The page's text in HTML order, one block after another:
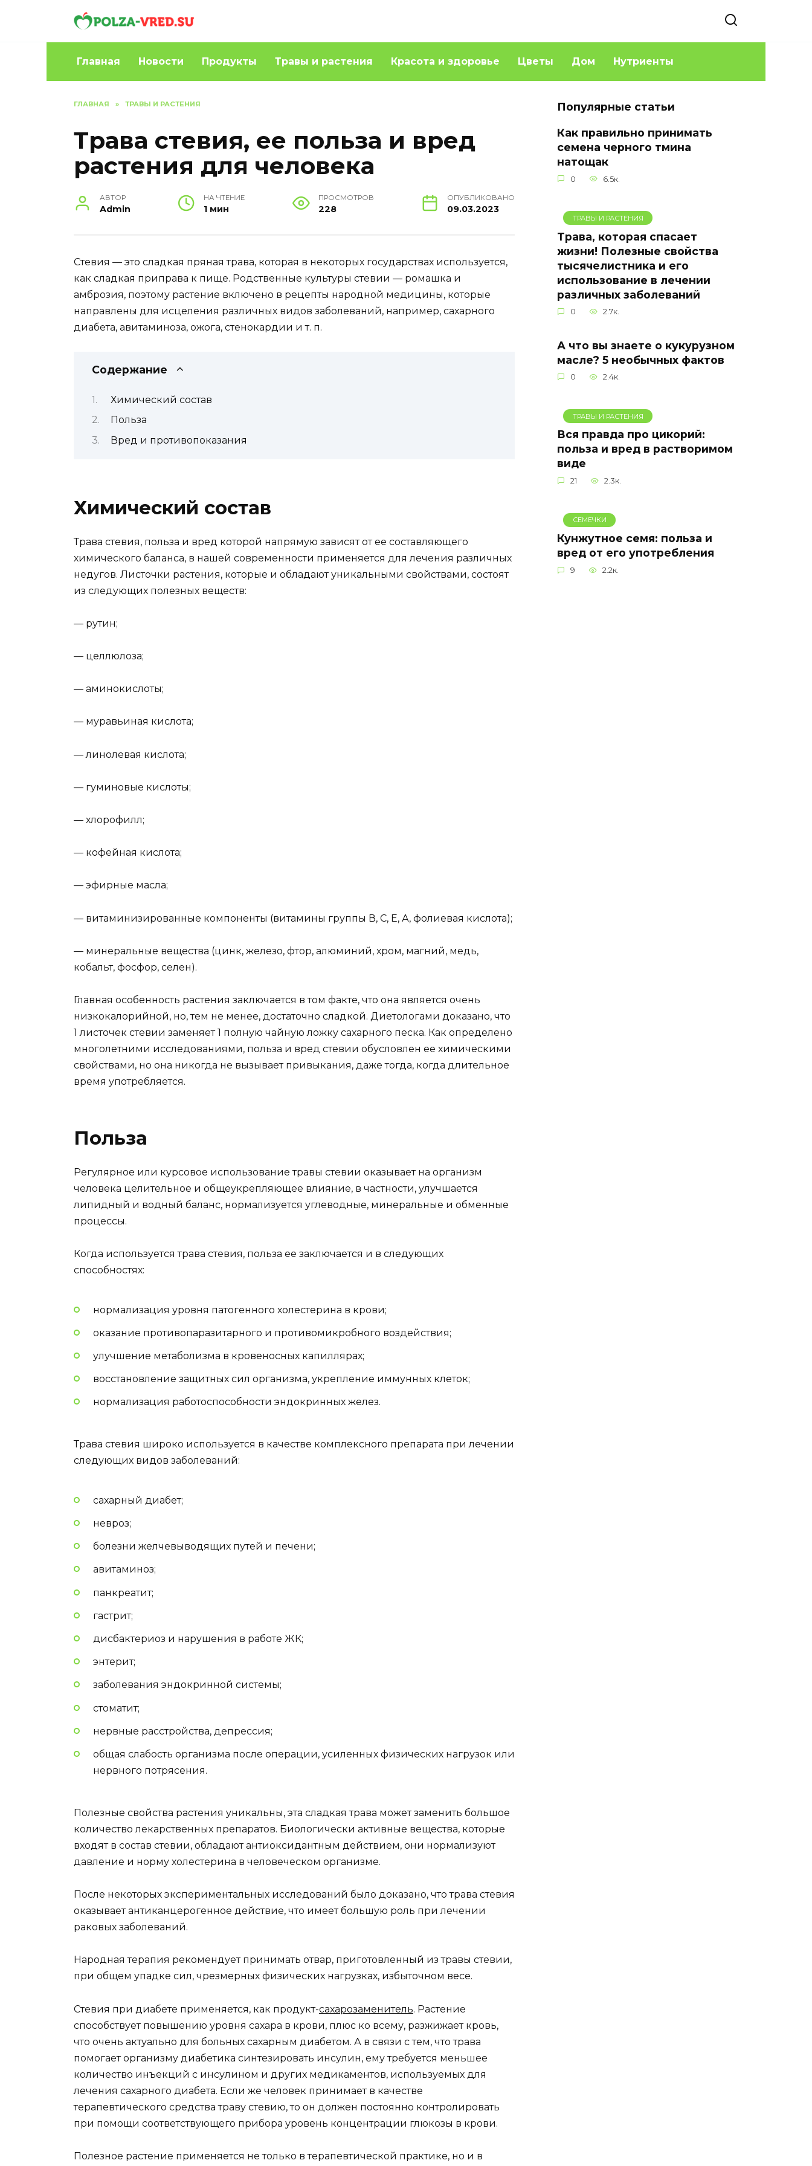
Главная Новости Продукты Травы и растения Красота и здоровье Цветы Дом Нутриенты
ГЛАВНАЯ » ТРАВЫ И РАСТЕНИЯ
Трава стевия, ее польза и вред
растения для человека
АВТОР
Admin
НА ЧТЕНИЕ
1 мин
ПРОСМОТРОВ
228
ОПУБЛИКОВАНО
09.03.2023
Стевия — это сладкая пряная трава, которая в некоторых государствах используется,
как сладкая приправа к пище. Родственные культуры стевии — ромашка и
амброзия, поэтому растение включено в рецепты народной медицины, которые
направлены для исцеления различных видов заболеваний, например, сахарного
диабета, авитаминоза, ожога, стенокардии и т. п.
Содержание
Химический состав
Польза
Вред и противопоказания
Химический состав
Трава стевия, польза и вред которой напрямую зависят от ее составляющего
химического баланса, в нашей современности применяется для лечения различных
недугов. Листочки растения, которые и обладают уникальными свойствами, состоят
из следующих полезных веществ:
— рутин;
— целлюлоза;
— аминокислоты;
— муравьиная кислота;
— линолевая кислота;
— гуминовые кислоты;
— хлорофилл;
— кофейная кислота;
— эфирные масла;
— витаминизированные компоненты (витамины группы В, С, Е, А, фолиевая кислота);
— минеральные вещества (цинк, железо, фтор, алюминий, хром, магний, медь,
кобальт, фосфор, селен).
Главная особенность растения заключается в том факте, что она является очень
низкокалорийной, но, тем не менее, достаточно сладкой. Диетологами доказано, что
1 листочек стевии заменяет 1 полную чайную ложку сахарного песка. Как определено
многолетними исследованиями, польза и вред стевии обусловлен ее химическими
свойствами, но она никогда не вызывает привыкания, даже тогда, когда длительное
время употребляется.
Польза
Регулярное или курсовое использование травы стевии оказывает на организм
человека целительное и общеукрепляющее влияние, в частности, улучшается
липидный и водный баланс, нормализуется углеводные, минеральные и обменные
процессы.
Когда используется трава стевия, польза ее заключается и в следующих
способностях:
нормализация уровня патогенного холестерина в крови;
оказание противопаразитарного и противомикробного воздействия;
улучшение метаболизма в кровеносных капиллярах;
восстановление защитных сил организма, укрепление иммунных клеток;
нормализация работоспособности эндокринных желез.
Трава стевия широко используется в качестве комплексного препарата при лечении
следующих видов заболеваний:
сахарный диабет;
невроз;
болезни желчевыводящих путей и печени;
авитаминоз;
панкреатит;
гастрит;
дисбактериоз и нарушения в работе ЖК;
энтерит;
заболевания эндокринной системы;
стоматит;
нервные расстройства, депрессия;
общая слабость организма после операции, усиленных физических нагрузок или
нервного потрясения.
Полезные свойства растения уникальны, эта сладкая трава может заменить большое
количество лекарственных препаратов. Биологически активные вещества, которые
входят в состав стевии, обладают антиоксидантным действием, они нормализуют
давление и норму холестерина в человеческом организме.
После некоторых экспериментальных исследований было доказано, что трава стевия
оказывает антиканцерогенное действие, что имеет большую роль при лечении
раковых заболеваний.
Народная терапия рекомендует принимать отвар, приготовленный из травы стевии,
при общем упадке сил, чрезмерных физических нагрузках, избыточном весе.
Стевия при диабете применяется, как продукт-сахарозаменитель. Растение
способствует повышению уровня сахара в крови, плюс ко всему, разжижает кровь,
что очень актуально для больных сахарным диабетом. А в связи с тем, что трава
помогает организму диабетика синтезировать инсулин, ему требуется меньшее
количество инъекций с инсулином и других медикаментов, используемых для
лечения сахарного диабета. Если же человек принимает в качестве
терапевтического средства траву стевию, то он должен постоянно контролировать
при помощи соответствующего прибора уровень концентрации глюкозы в крови.
Полезное растение применяется не только в терапевтической практике, но и в
Популярные статьи
Как правильно принимать
семена черного тмина
натощак
0 6.5к.
ТРАВЫ И РАСТЕНИЯ
Трава, которая спасает
жизни! Полезные свойства
тысячелистника и его
использование в лечении
различных заболеваний
0 2.7к.
А что вы знаете о кукурузном
масле? 5 необычных фактов
0 2.4к.
ТРАВЫ И РАСТЕНИЯ
Вся правда про цикорий:
польза и вред в растворимом
виде
21 2.3к.
СЕМЕЧКИ
Кунжутное семя: польза и
вред от его употребления
9 2.2к.